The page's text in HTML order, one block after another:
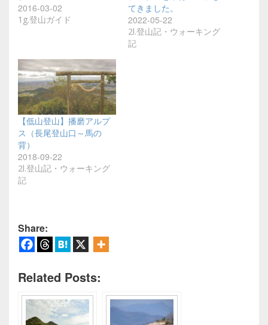
2016-03-02
1g.登山ガイド
てきました。
2022-05-22
2l.登山記・ウォーキング
記
【低山登山】播磨アルプ
ス（長尾登山口～馬の
背）
2018-09-22
2l.登山記・ウォーキング
記
Share:
Related Posts: